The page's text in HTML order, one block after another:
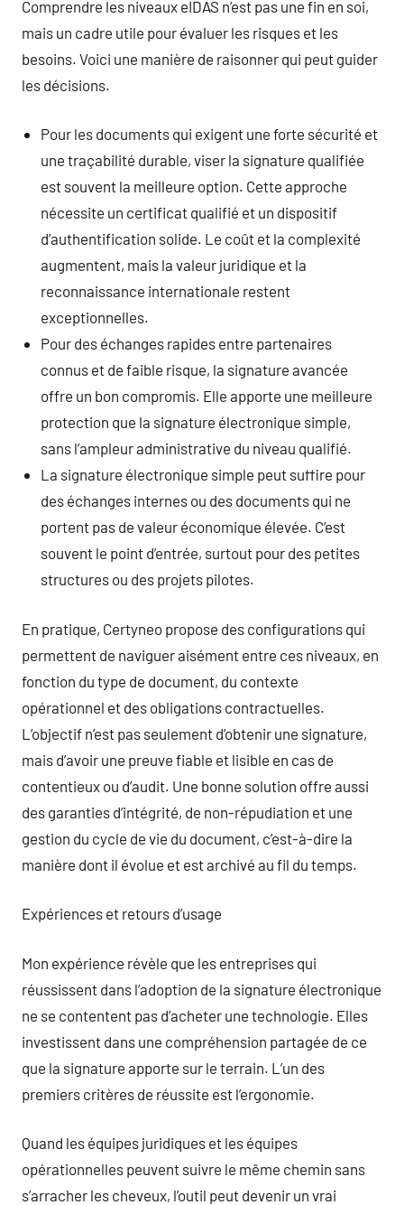
Comprendre les niveaux eIDAS n’est pas une fin en soi,
mais un cadre utile pour évaluer les risques et les
besoins. Voici une manière de raisonner qui peut guider
les décisions.
Pour les documents qui exigent une forte sécurité et
une traçabilité durable, viser la signature qualifiée
est souvent la meilleure option. Cette approche
nécessite un certificat qualifié et un dispositif
d’authentification solide. Le coût et la complexité
augmentent, mais la valeur juridique et la
reconnaissance internationale restent
exceptionnelles.
Pour des échanges rapides entre partenaires
connus et de faible risque, la signature avancée
offre un bon compromis. Elle apporte une meilleure
protection que la signature électronique simple,
sans l’ampleur administrative du niveau qualifié.
La signature électronique simple peut suffire pour
des échanges internes ou des documents qui ne
portent pas de valeur économique élevée. C’est
souvent le point d’entrée, surtout pour des petites
structures ou des projets pilotes.
En pratique, Certyneo propose des configurations qui
permettent de naviguer aisément entre ces niveaux, en
fonction du type de document, du contexte
opérationnel et des obligations contractuelles.
L’objectif n’est pas seulement d’obtenir une signature,
mais d’avoir une preuve fiable et lisible en cas de
contentieux ou d’audit. Une bonne solution offre aussi
des garanties d’intégrité, de non-répudiation et une
gestion du cycle de vie du document, c’est-à-dire la
manière dont il évolue et est archivé au fil du temps.
Expériences et retours d’usage
Mon expérience révèle que les entreprises qui
réussissent dans l’adoption de la signature électronique
ne se contentent pas d’acheter une technologie. Elles
investissent dans une compréhension partagée de ce
que la signature apporte sur le terrain. L’un des
premiers critères de réussite est l’ergonomie.
Quand les équipes juridiques et les équipes
opérationnelles peuvent suivre le même chemin sans
s’arracher les cheveux, l’outil peut devenir un vrai